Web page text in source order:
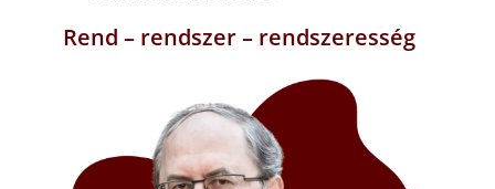
Rend – rendszer – rendszeresség